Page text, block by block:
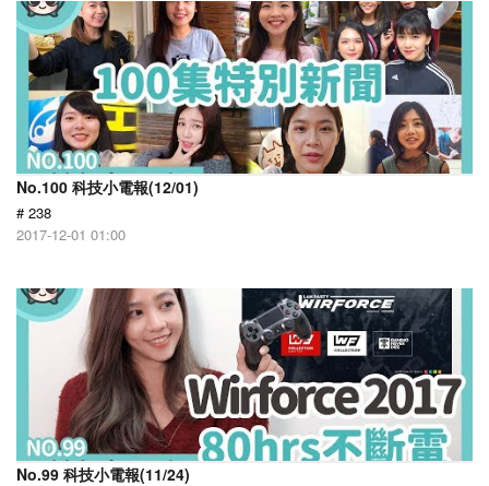
No.100 科技小電報(12/01)
# 238
2017-12-01 01:00
No.99 科技小電報(11/24)